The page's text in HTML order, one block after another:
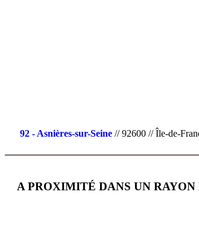
92 - Asnières-sur-Seine // 92600 // Île-de-
A PROXIMITÉ DANS UN RAYON